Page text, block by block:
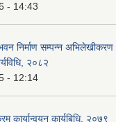
- 14:43
निर्माण सम्पन्न अभिलेखीकरण
२०८२
- 12:14
कार्यान्वयन कार्यबिधि, २०७९